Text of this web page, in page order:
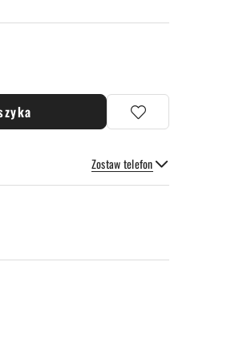
Zostaw telefon
Wyślij